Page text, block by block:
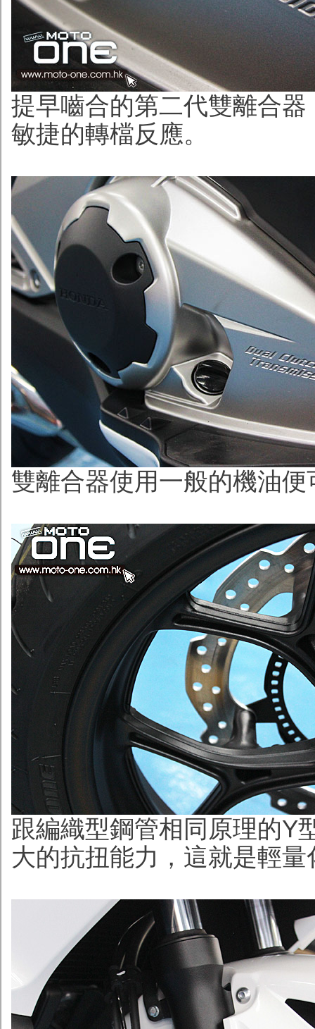
提早嚙合的第二代雙離合
敏捷的轉檔反應。
雙離合器使用一般的機油便
跟編織型鋼管相同原理的Y
大的抗扭能力，這就是輕